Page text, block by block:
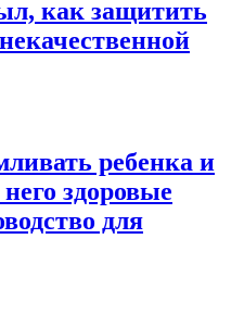
как защитить
ребенка и
здоровые
для